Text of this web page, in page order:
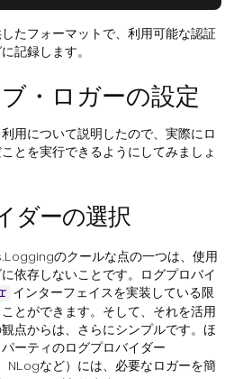
たフォーマットで、利用可能な認証
記録します。
・ロガーの設定
用について説明したので、実際にロ
とを実行できるようにしてみましょ
ダーの選択
のクールな点の一つは、使用
依存しないことです。ログプロバイ
インターフェイスを実装している限
とができます。そして、それを活用
点からは、さらにシンプルです。ほ
ーティのログプロバイダー
NLogなど）には、必要なロガーを簡